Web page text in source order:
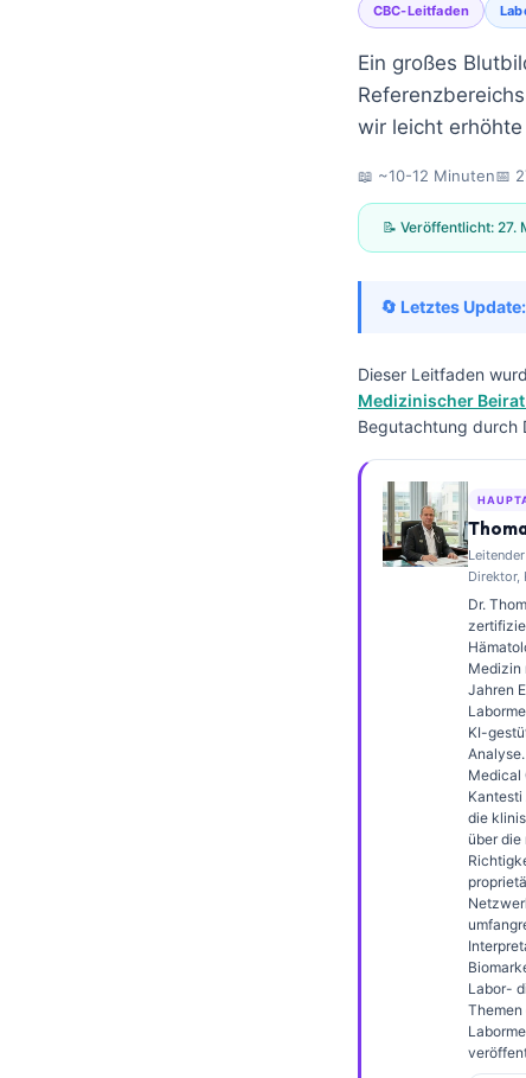
CBC-Leitfaden
Ein großes
wir leicht
📖 ~10-12 Minuten📅
📝 Veröffentlicht: 27.
🔄 Letztes Update:
Dieser Leitfaden
Medizinischer
Begutachtung durch
Direktor,
Dr.
Medizin
Jahren
KI-
Medical
Kantesti
die
über
Labor-
Themen